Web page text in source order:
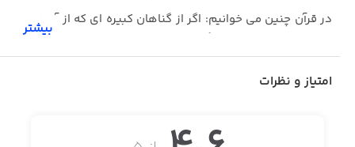
در قرآن چنین می خوانیم: اگر از گناهان کبیره ای که از آن نهی
شده اید، اجتناب کنید، گناهان کوچک شما را می پوشانیم و
شما را در جایگاه خوبی وارد می سازیم.
در این اپلیکیشن سعی شده فهرستی از گناهان کبیره مانند:
بیشتر
امتیاز و نظرات